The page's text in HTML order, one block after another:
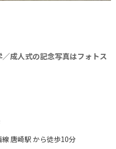
成人式の記念写真はフォトス
唐崎駅 から徒歩10分